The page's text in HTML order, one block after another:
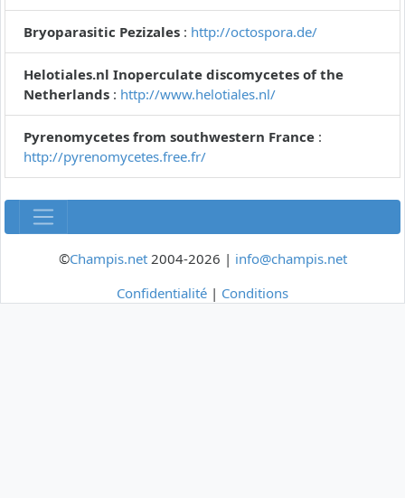
Bryoparasitic Pezizales : http://octospora.de/
Helotiales.nl Inoperculate discomycetes of the
Netherlands : http://www.helotiales.nl/
Pyrenomycetes from southwestern France :
http://pyrenomycetes.free.fr/
©Champis.net2004-2026 | info@champis.net
Confidentialité | Conditions